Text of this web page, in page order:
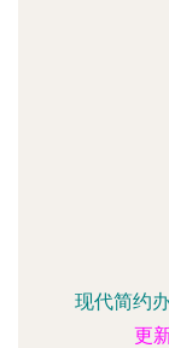
现代简约
更